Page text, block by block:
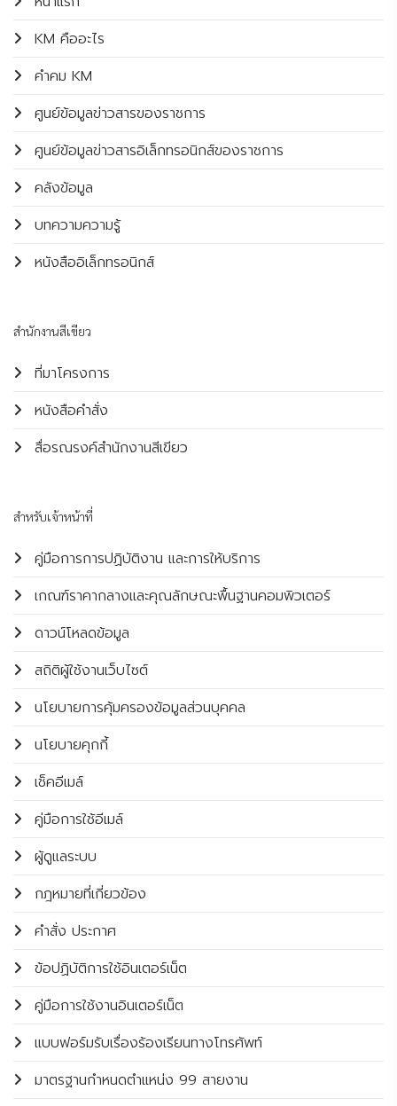
KM คืออะไร
คำคม KM
ศูนย์ข้อมูลข่าวสารของราชการ
ศูนย์ข้อมูลข่าวสารอิเล็กทรอนิกส์ของราชการ
คลังข้อมูล
บทความความรู้
หนังสืออิเล็กทรอนิกส์
สำนักงานสีเขียว
ที่มาโครงการ
หนังสือคำสั่ง
สื่อรณรงค์สำนักงานสีเขียว
สำหรับเจ้าหน้าที่
คู่มือการการปฏิบัติงาน และการให้บริการ
เกณฑ์ราคากลางและคุณลักษณะพื้นฐานคอมพิวเตอร์
ดาวน์โหลดข้อมูล
สถิติผู้ใช้งานเว็บไซต์
นโยบายการคุ้มครองข้อมูลส่วนบุคคล
นโยบายคุกกี้
เช็คอีเมล์
คู่มือการใช้อีเมล์
ผู้ดูแลระบบ
กฎหมายที่เกี่ยวข้อง
คำสั่ง ประกาศ
ข้อปฏิบัติการใช้อินเตอร์เน็ต
คู่มือการใช้งานอินเตอร์เน็ต
แบบฟอร์มรับเรื่องร้องเรียนทางโทรศัพท์
มาตรฐานกำหนดตำแหน่ง 99 สายงาน